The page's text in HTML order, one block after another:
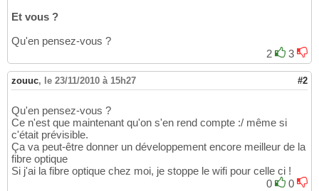
Et vous ?
Qu'en pensez-vous ?
2
3
zouuc, le 23/11/2010 à 15h27 #2
Qu'en pensez-vous ?
Ce n'est que maintenant qu'on s'en rend compte :/ même si
c'était prévisible.
Ça va peut-être donner un développement encore meilleur de la
fibre optique
Si j'ai la fibre optique chez moi, je stoppe le wifi pour celle ci !
0
0